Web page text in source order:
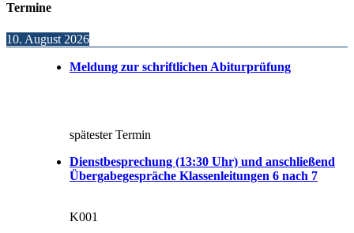
Termine
10. August 2026
Meldung zur schriftlichen Abiturprüfung
spätester Termin
Dienstbesprechung (13:30 Uhr) und anschließend
Übergabegespräche Klassenleitungen 6 nach 7
K001